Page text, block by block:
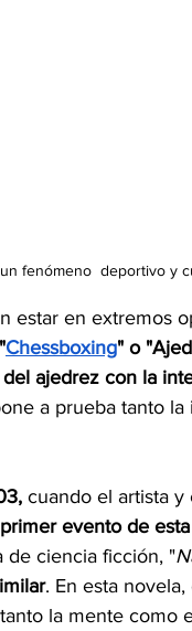
fenómeno  deportivo y
estar en extremos
"Chessboxing" o
ajedrez con la
a prueba tanto
cuando el artista y
evento de
de ciencia ficción, "
. En esta
la mente como